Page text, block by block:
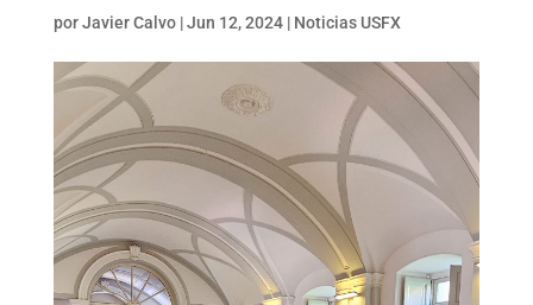
porJavier Calvo|Jun 12, 2024| Noticias USFX